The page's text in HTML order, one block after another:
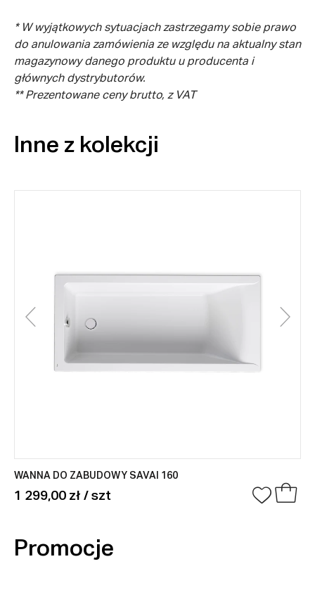
* W wyjątkowych sytuacjach zastrzegamy sobie prawo
do anulowania zamówienia ze względu na aktualny stan
magazynowy danego produktu u producenta i
głównych dystrybutorów.
** Prezentowane ceny brutto, z VAT
Inne z kolekcji
WANNA DO ZABUDOWY SAVAI 160
1 299,00 zł / szt
Promocje